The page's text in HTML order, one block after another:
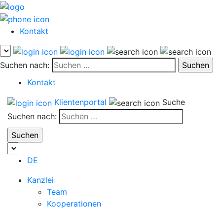
Kontakt
Suchen nach:
Kontakt
Klientenportal
Suche
Suchen nach:
DE
Kanzlei
Team
Kooperationen